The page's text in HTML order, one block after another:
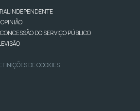
INDEPENDENTE
DO SERVIÇO PÚBLICO
DE COOKIES